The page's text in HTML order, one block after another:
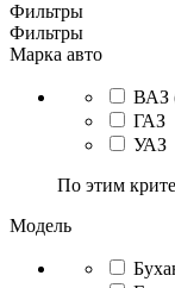
Фильтры
Фильтры
Марка авто
ВАЗ
ГАЗ
УАЗ
По этим
Модель